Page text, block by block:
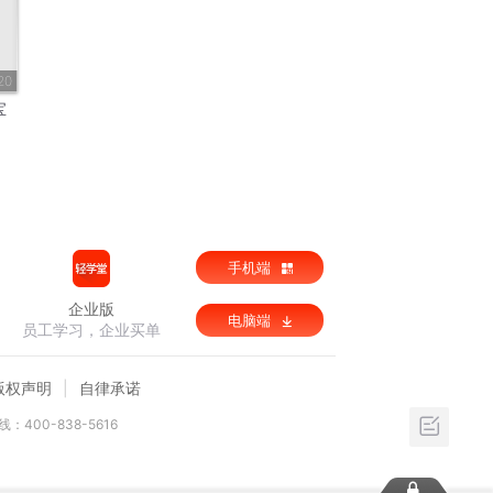
企业版
员工学习，企业买单
手机端
电脑端
权声明 自律承诺
：400-838-5616